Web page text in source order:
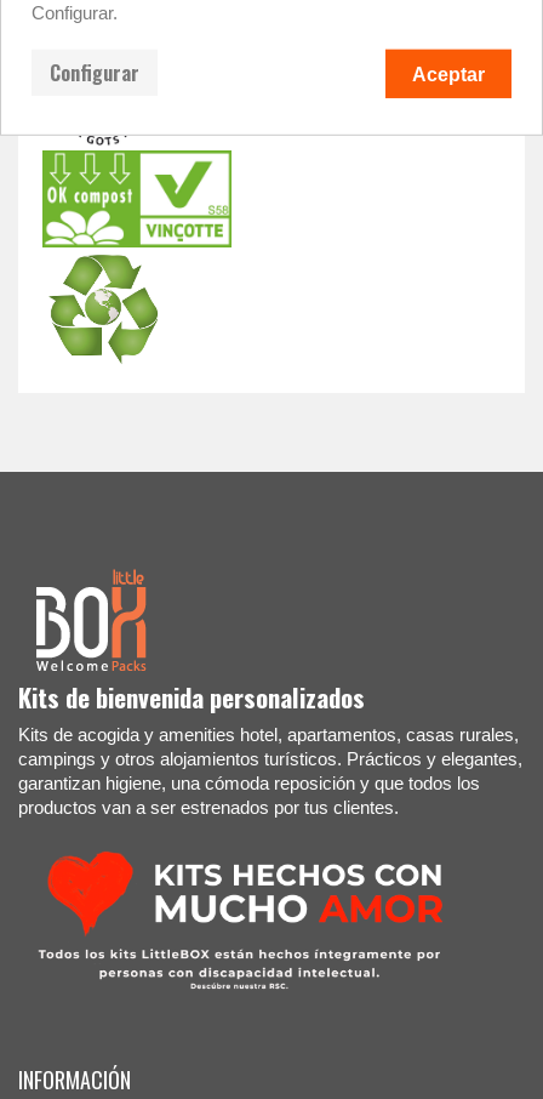
Kits de bienvenida personalizados
Kits de acogida y amenities hotel, apartamentos, casas rurales,
campings y otros alojamientos turísticos. Prácticos y elegantes,
garantizan higiene, una cómoda reposición y que todos los
productos van a ser estrenados por tus clientes.
INFORMACIÓN
Configurar.
Aceptar
Configurar